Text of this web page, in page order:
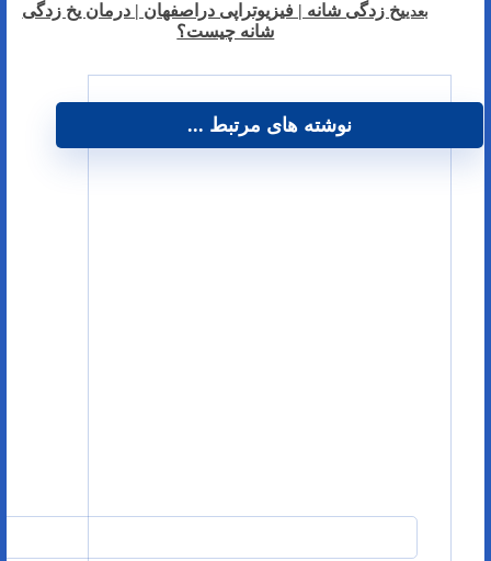
بعدییخ زدگی شانه | فیزیوتراپی دراصفهان | درمان یخ زدگی
شانه چیست؟
نوشته های مرتبط ...